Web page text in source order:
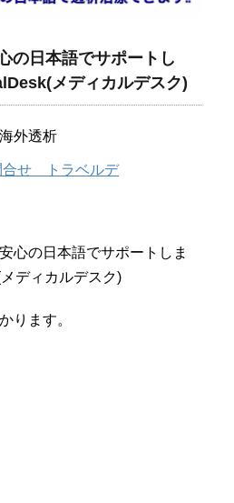
の日本語でサポートし
メディカルデスク)
心の日本語でサポートしま
ディカルデスク)
ります。